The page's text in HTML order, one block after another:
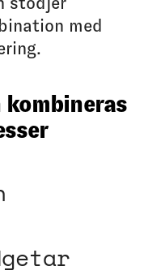
med
kombineras